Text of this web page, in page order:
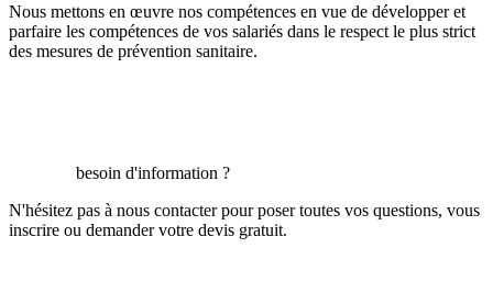
Nous mettons en œuvre nos compétences en vue de développer et
parfaire les compétences de vos salariés dans le respect le plus strict
des mesures de prévention sanitaire.
besoin d'information ?
N'hésitez pas à nous contacter pour poser toutes vos questions, vous
inscrire ou demander votre devis gratuit.